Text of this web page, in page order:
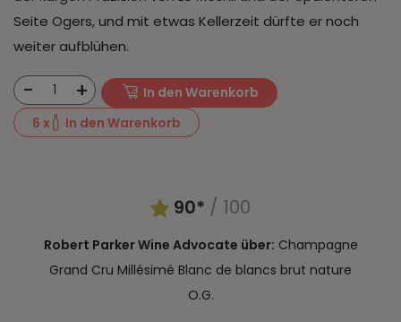
Seite Ogers, und mit etwas Kellerzeit dürfte er noch
weiter aufblühen.
- 1 +
In den Warenkorb
6 x In den Warenkorb
90* / 100
Robert Parker Wine Advocate über: Champagne
Grand Cru Millésimé Blanc de blancs brut nature
O.G.